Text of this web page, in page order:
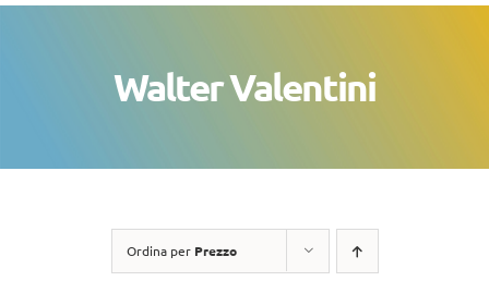
Walter Valentini
Ordina per Prezzo